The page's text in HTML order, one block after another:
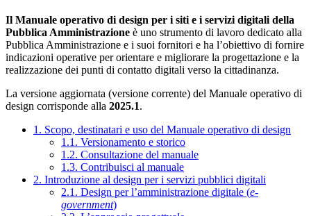
Il Manuale operativo di design per i siti e i servizi digitali della
Pubblica Amministrazione è uno strumento di lavoro dedicato alla
Pubblica Amministrazione e i suoi fornitori e ha l’obiettivo di fornire
indicazioni operative per orientare e migliorare la progettazione e la
realizzazione dei punti di contatto digitali verso la cittadinanza.
La versione aggiornata (versione corrente) del Manuale operativo di
design corrisponde alla 2025.1.
1. Scopo, destinatari e uso del Manuale operativo di design
1.1. Versionamento e storico
1.2. Consultazione del manuale
1.3. Contribuisci al manuale
2. Introduzione al design per i servizi pubblici digitali
2.1. Design per l’amministrazione digitale (e-
government)